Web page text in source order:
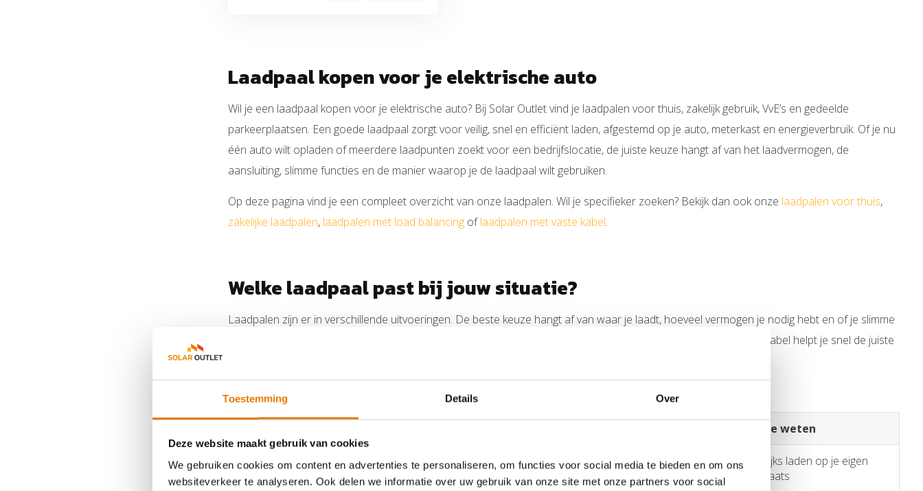
Toestemming Details Over
Deze website maakt gebruik van cookies
We gebruiken cookies om content en advertenties te personaliseren, om functies voor social media te bieden en om ons
websiteverkeer te analyseren. Ook delen we informatie over uw gebruik van onze site met onze partners voor social
Laadpaal kopen voor je elektrische auto
Wil je een laadpaal kopen voor je elektrische auto? Bij Solar Outlet vind je laadpalen voor thuis, zakelijk gebruik, VvE’s en gedeelde
parkeerplaatsen. Een goede laadpaal zorgt voor veilig, snel en efficiënt laden, afgestemd op je auto, meterkast en energieverbruik. Of je nu
één auto wilt opladen of meerdere laadpunten zoekt voor een bedrijfslocatie, de juiste keuze hangt af van het laadvermogen, de
aansluiting, slimme functies en de manier waarop je de laadpaal wilt gebruiken.
Op deze pagina vind je een compleet overzicht van onze laadpalen. Wil je specifieker zoeken? Bekijk dan ook onze laadpalen voor thuis,
zakelijke laadpalen, laadpalen met load balancingoflaadpalen met vaste kabel.
Welke laadpaal past bij jouw situatie?
Laadpalen zijn er in verschillende uitvoeringen. De beste keuze hangt af van waar je laadt, hoeveel vermogen je nodig hebt en of je slimme
functies wilt gebruiken zoals load balancing, app-bediening, RFID of verrekening van laadkosten. Onderstaande tabel helpt je snel de juiste
Belangrijk om te weten
Laden bij huis Laadpaal voor thuis
Ideaal voor dagelijks laden op je eigen
oprit of parkeerplaats